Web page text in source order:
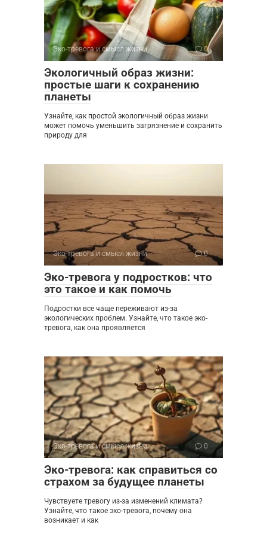
Эко-тревога и смысл жизни 0
Экологичный образ жизни:
простые шаги к сохранению
планеты
Узнайте, как простой экологичный образ жизни
может помочь уменьшить загрязнение и сохранить
природу для
Эко-тревога и смысл жизни 0
Эко-тревога у подростков: что
это такое и как помочь
Подростки все чаще переживают из-за
экологических проблем. Узнайте, что такое эко-
тревога, как она проявляется
Эко-тревога и смысл жизни 0
Эко-тревога: как справиться со
страхом за будущее планеты
Чувствуете тревогу из-за изменений климата?
Узнайте, что такое эко-тревога, почему она
возникает и как